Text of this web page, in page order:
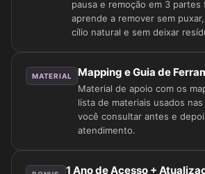
pausa e remoção em 3 partes
aprende a remover sem
cílio natural e sem deixar
MATERIAL Mapping e Guia de
Material de apoio com os
lista de materiais usados
você consultar antes e
atendimento.
1 Ano de Acesso +